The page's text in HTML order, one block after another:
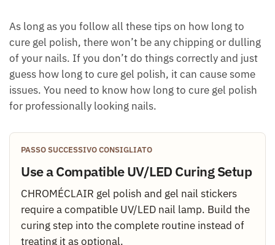
As long as you follow all these tips on how long to
cure gel polish, there won’t be any chipping or dulling
of your nails. If you don’t do things correctly and just
guess how long to cure gel polish, it can cause some
issues. You need to know how long to cure gel polish
for professionally looking nails.
PASSO SUCCESSIVO CONSIGLIATO
Use a Compatible UV/LED Curing Setup
CHROMÉCLAIR gel polish and gel nail stickers
require a compatible UV/LED nail lamp. Build the
curing step into the complete routine instead of
treating it as optional.